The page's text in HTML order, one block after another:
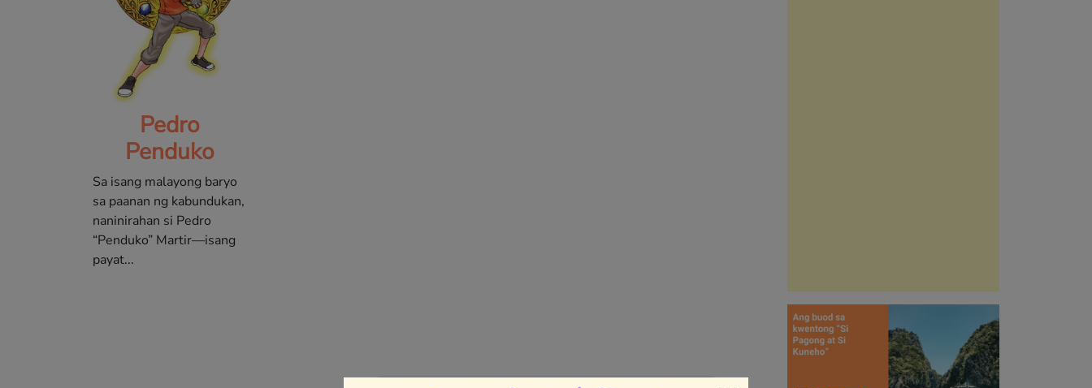
Pedro
Penduko
Sa isang malayong baryo
sa paanan ng kabundukan,
naninirahan si Pedro
“Penduko” Martir—isang
payat...